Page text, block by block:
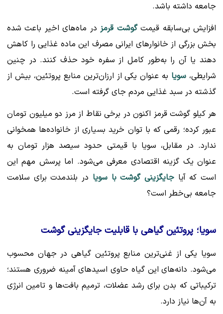
جامعه داشته باشد.
افزایش بی‌سابقه قیمتگوشت قرمزدر ماه‌های اخیر باعث شده
بخش بزرگی از خانوارهای ایرانی مصرف این ماده غذایی را کاهش
دهند یا آن را به‌طور کامل از سفره خود حذف کنند. در چنین
شرایطی، سویا به عنوان یکی از ارزان‌ترین منابع پروتئین، بیش از
گذشته در سبد غذایی مردم جای گرفته است.
هر کیلو گوشت قرمز اکنون در برخی نقاط از مرز دو میلیون تومان
عبور کرده؛ رقمی که با توان خرید بسیاری از خانواده‌ها همخوانی
ندارد. در مقابل، سویا با قیمتی حدود سیصد هزار تومان به
عنوان یک گزینه اقتصادی معرفی می‌شود. اما پرسش مهم این
است که آیاجایگزینی گوشت با سویا در بلندمدت برای سلامت
جامعه بی‌خطر است؟
سویا؛ پروتئین گیاهی با قابلیت جایگزینی گوشت
سویا یکی از غنی‌ترین منابع پروتئین گیاهی در جهان محسوب
می‌شود. دانه‌های این گیاه حاوی اسیدهای آمینه ضروری هستند؛
ترکیباتی که بدن برای رشد عضلات، ترمیم بافت‌ها و تامین انرژی
به آن‌ها نیاز دارد.